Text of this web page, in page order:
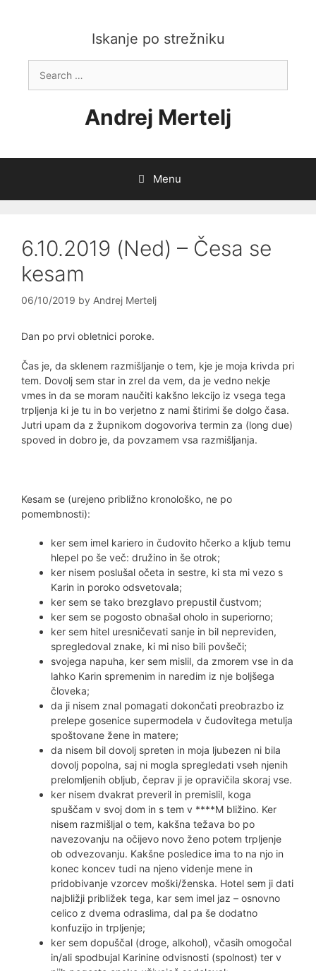
Iskanje po strežniku
for:
Andrej Mertelj
Menu
6.10.2019 (Ned) – Česa se
kesam
06/10/2019 by Andrej Mertelj
Dan po prvi obletnici poroke.
Čas je, da sklenem razmišljanje o tem, kje je moja krivda pri
tem. Dovolj sem star in zrel da vem, da je vedno nekje
vmes in da se moram naučiti kakšno lekcijo iz vsega tega
trpljenja ki je tu in bo verjetno z nami štirimi še dolgo časa.
Jutri upam da z župnikom dogovoriva termin za (long due)
spoved in dobro je, da povzamem vsa razmišljanja.
Kesam se (urejeno približno kronološko, ne po
pomembnosti):
ker sem imel kariero in čudovito hčerko a kljub temu
hlepel po še več: družino in še otrok;
ker nisem poslušal očeta in sestre, ki sta mi vezo s
Karin in poroko odsvetovala;
ker sem se tako brezglavo prepustil čustvom;
ker sem se pogosto obnašal oholo in superiorno;
ker sem hitel uresničevati sanje in bil nepreviden,
spregledoval znake, ki mi niso bili povšeči;
svojega napuha, ker sem mislil, da zmorem vse in da
lahko Karin spremenim in naredim iz nje boljšega
človeka;
da ji nisem znal pomagati dokončati preobrazbo iz
prelepe gosenice supermodela v čudovitega metulja
spoštovane žene in matere;
da nisem bil dovolj spreten in moja ljubezen ni bila
dovolj popolna, saj ni mogla spregledati vseh njenih
prelomljenih obljub, čeprav ji je opravičila skoraj vse.
ker nisem dvakrat preveril in premislil, koga
spuščam v svoj dom in s tem v ****M bližino. Ker
nisem razmišljal o tem, kakšna težava bo po
navezovanju na očijevo novo ženo potem trpljenje
ob odvezovanju. Kakšne posledice ima to na njo in
konec koncev tudi na njeno videnje mene in
pridobivanje vzorcev moški/ženska. Hotel sem ji dati
najbližji približek tega, kar sem imel jaz – osnovno
celico z dvema odraslima, dal pa še dodatno
konfuzijo in trpljenje;
ker sem dopuščal (droge, alkohol), včasih omogočal
in/ali spodbujal Karinine odvisnosti (spolnost) ter v